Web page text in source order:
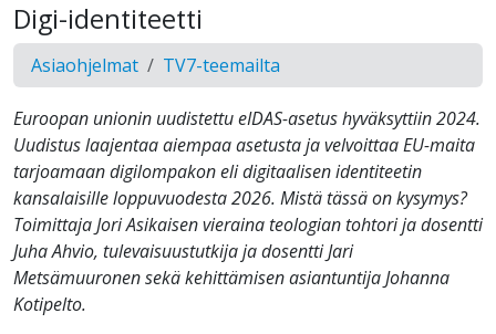
Digi-identiteetti
Asiaohjelmat TV7-teemailta
Euroopan unionin uudistettu eIDAS-asetus hyväksyttiin 2024.
Uudistus laajentaa aiempaa asetusta ja velvoittaa EU-maita
tarjoamaan digilompakon eli digitaalisen identiteetin
kansalaisille loppuvuodesta 2026. Mistä tässä on kysymys?
Toimittaja Jori Asikaisen vieraina teologian tohtori ja dosentti
Juha Ahvio, tulevaisuustutkija ja dosentti Jari
Metsämuuronen sekä kehittämisen asiantuntija Johanna
Kotipelto.